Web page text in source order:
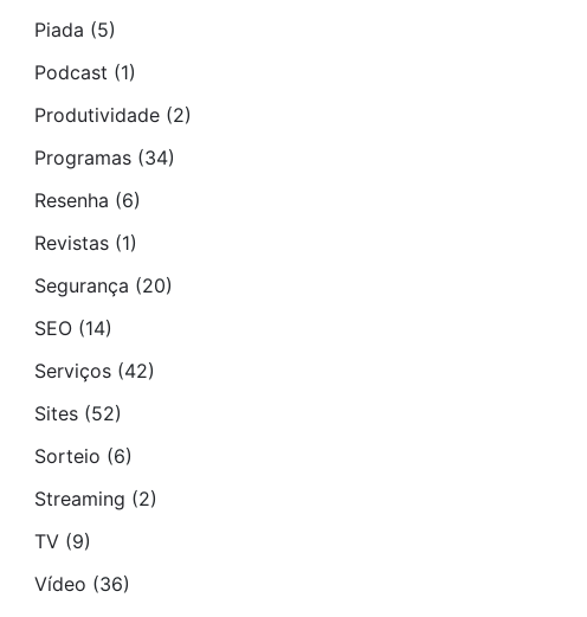
Piada (5)
Podcast (1)
Produtividade (2)
Programas (34)
Resenha (6)
Revistas (1)
Segurança (20)
SEO (14)
Serviços (42)
Sites (52)
Sorteio (6)
Streaming (2)
TV (9)
Vídeo (36)